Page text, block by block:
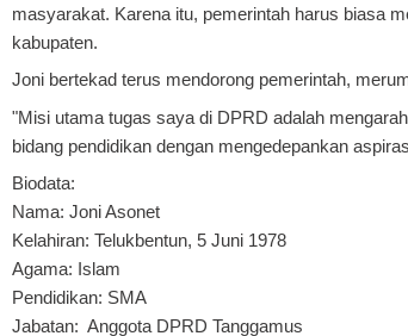
masyarakat. Karena itu, pemerintah harus biasa
kabupaten.
Joni bertekad terus mendorong pemerintah,
"Misi utama tugas saya di DPRD adalah
bidang pendidikan dengan mengedepankan
Biodata:
Nama: Joni Asonet
Kelahiran: Telukbentun, 5 Juni 1978
Agama: Islam
Pendidikan: SMA
Jabatan: Anggota DPRD Tanggamus